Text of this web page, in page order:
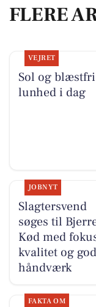
FLERE
VEJRET
Sol og blæstfri
lunhed i dag
JOBNYT
Slagtersvend
søges til
Kød med
kvalitet og
håndværk
FAKTA OM